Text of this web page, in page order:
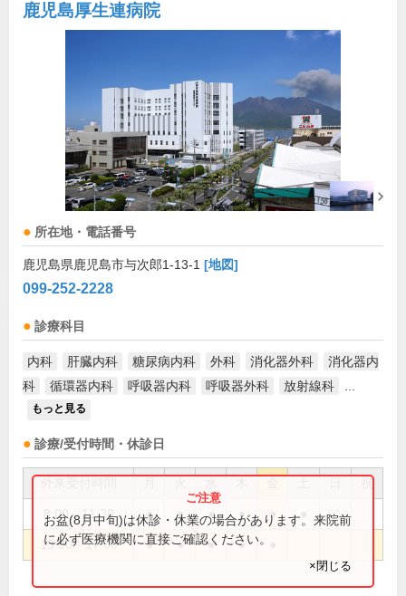
鹿児島厚生連病院
所在地・電話番号
鹿児島県鹿児島市与次郎1-13-1 [地図]
099-252-2228
診療科目
内科 肝臓内科 糖尿病内科 外科 消化器外科
消化器内
科
循環器内科 呼吸器内科 呼吸器外科 放射線科
もっと見る
診療/受付時間・休診日
祝
8:00～11:30 ● ● ● ● ●
13:00～17:00 ● ● ● ●
お盆(8月中旬)は休診・休業の場合があります。来院前
に必ず医療機関に直接ご確認ください。
×閉じる